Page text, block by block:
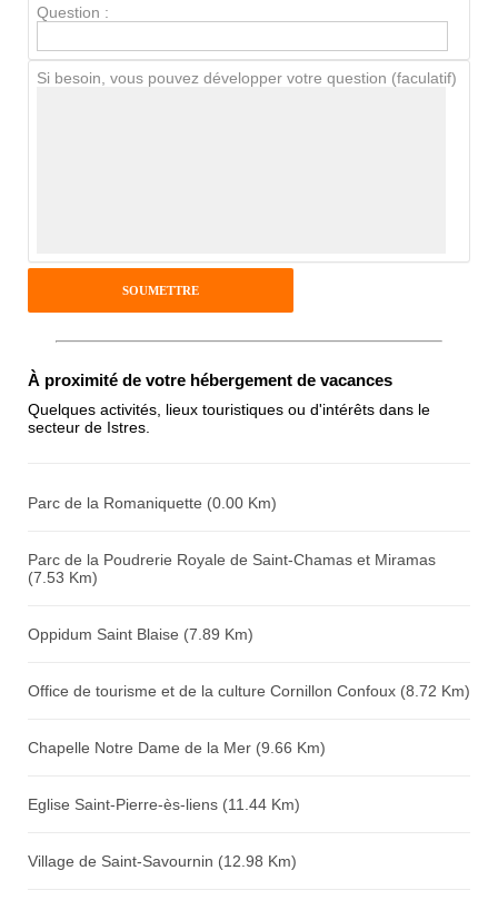
Chien / chat
Pseudo :
Question :
Si besoin, vous pouvez développer votre question (faculatif)
À proximité de votre hébergement de vacances
Quelques activités, lieux touristiques ou d'intérêts dans le
secteur de Istres.
Parc de la Romaniquette (0.00 Km)
Parc de la Poudrerie Royale de Saint-Chamas et Miramas
(7.53 Km)
Oppidum Saint Blaise (7.89 Km)
Office de tourisme et de la culture Cornillon Confoux (8.72 Km)
Chapelle Notre Dame de la Mer (9.66 Km)
Eglise Saint-Pierre-ès-liens (11.44 Km)
Village de Saint-Savournin (12.98 Km)